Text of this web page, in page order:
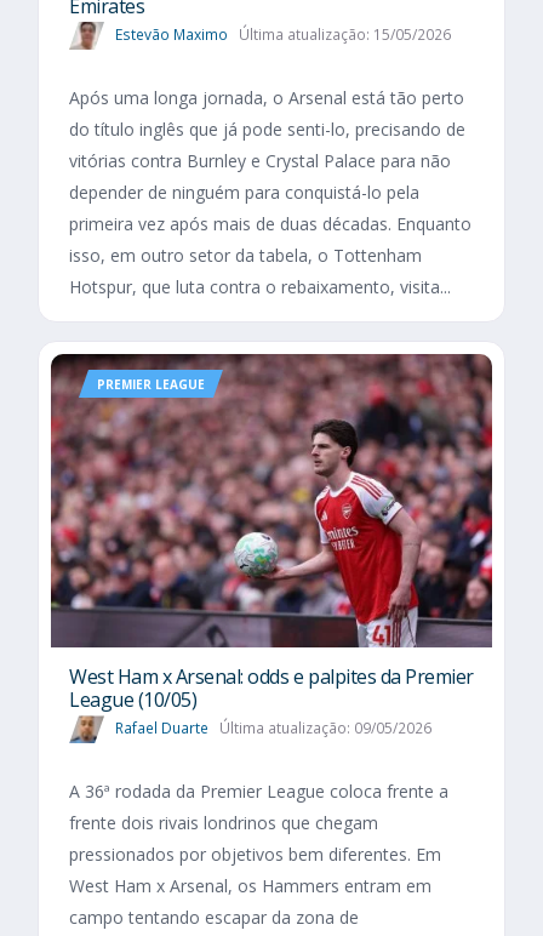
Emirates
Estevão Maximo Última atualização: 15/05/2026
Após uma longa jornada, o Arsenal está tão perto
do título inglês que já pode senti-lo, precisando de
vitórias contra Burnley e Crystal Palace para não
depender de ninguém para conquistá-lo pela
primeira vez após mais de duas décadas. Enquanto
isso, em outro setor da tabela, o Tottenham
Hotspur, que luta contra o rebaixamento, visita...
PREMIER LEAGUE
West Ham x Arsenal: odds e palpites da Premier
League (10/05)
Rafael Duarte Última atualização: 09/05/2026
A 36ª rodada da Premier League coloca frente a
frente dois rivais londrinos que chegam
pressionados por objetivos bem diferentes. Em
West Ham x Arsenal, os Hammers entram em
campo tentando escapar da zona de